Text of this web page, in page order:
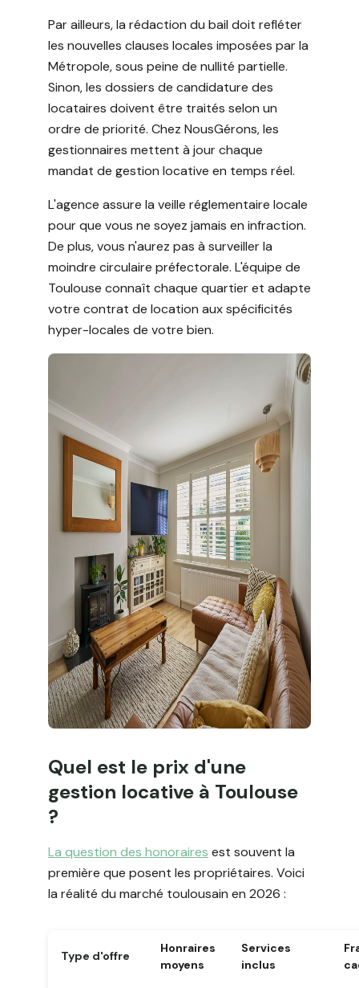
Par ailleurs, la rédaction du bail doit refléter
les nouvelles clauses locales imposées par la
Métropole, sous peine de nullité partielle.
Sinon, les dossiers de candidature des
locataires doivent être traités selon un
ordre de priorité. Chez NousGérons, les
gestionnaires mettent à jour chaque
mandat de gestion locative en temps réel.
L'agence assure la veille réglementaire locale
pour que vous ne soyez jamais en infraction.
De plus, vous n'aurez pas à surveiller la
moindre circulaire préfectorale. L'équipe de
Toulouse connaît chaque quartier et adapte
votre contrat de location aux spécificités
hyper-locales de votre bien.
Quel est le prix d'une
gestion locative à Toulouse
?
La question des honoraires est souvent la
première que posent les propriétaires. Voici
la réalité du marché toulousain en 2026 :
Type d'offre
Honraires
moyens
Services
inclus